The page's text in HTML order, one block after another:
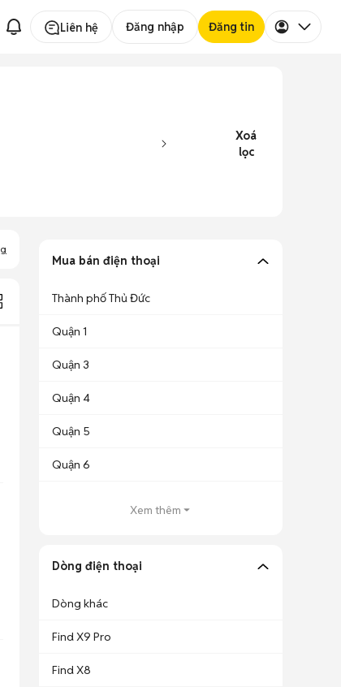
Liên hệ Đăng nhập Đăng tin
Xoá
lọc
Mua bán điện thoại
Thành phố Thủ Đức
Quận 1
Quận 3
Quận 4
Quận 5
Quận 6
Xem thêm
Dòng điện thoại
Dòng khác
Find X9 Pro
Find X8